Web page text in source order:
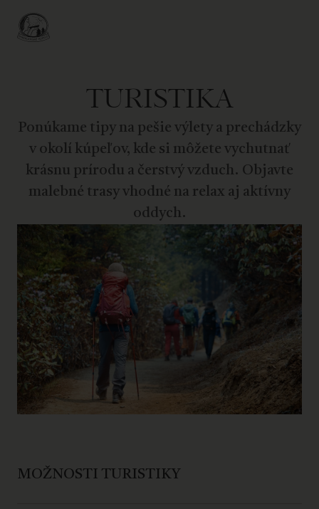
TURISTIKA
Ponúkame tipy na pešie výlety a prechádzky
v okolí kúpeľov, kde si môžete vychutnať
krásnu prírodu a čerstvý vzduch. Objavte
malebné trasy vhodné na relax aj aktívny
oddych.
MOŽNOSTI TURISTIKY